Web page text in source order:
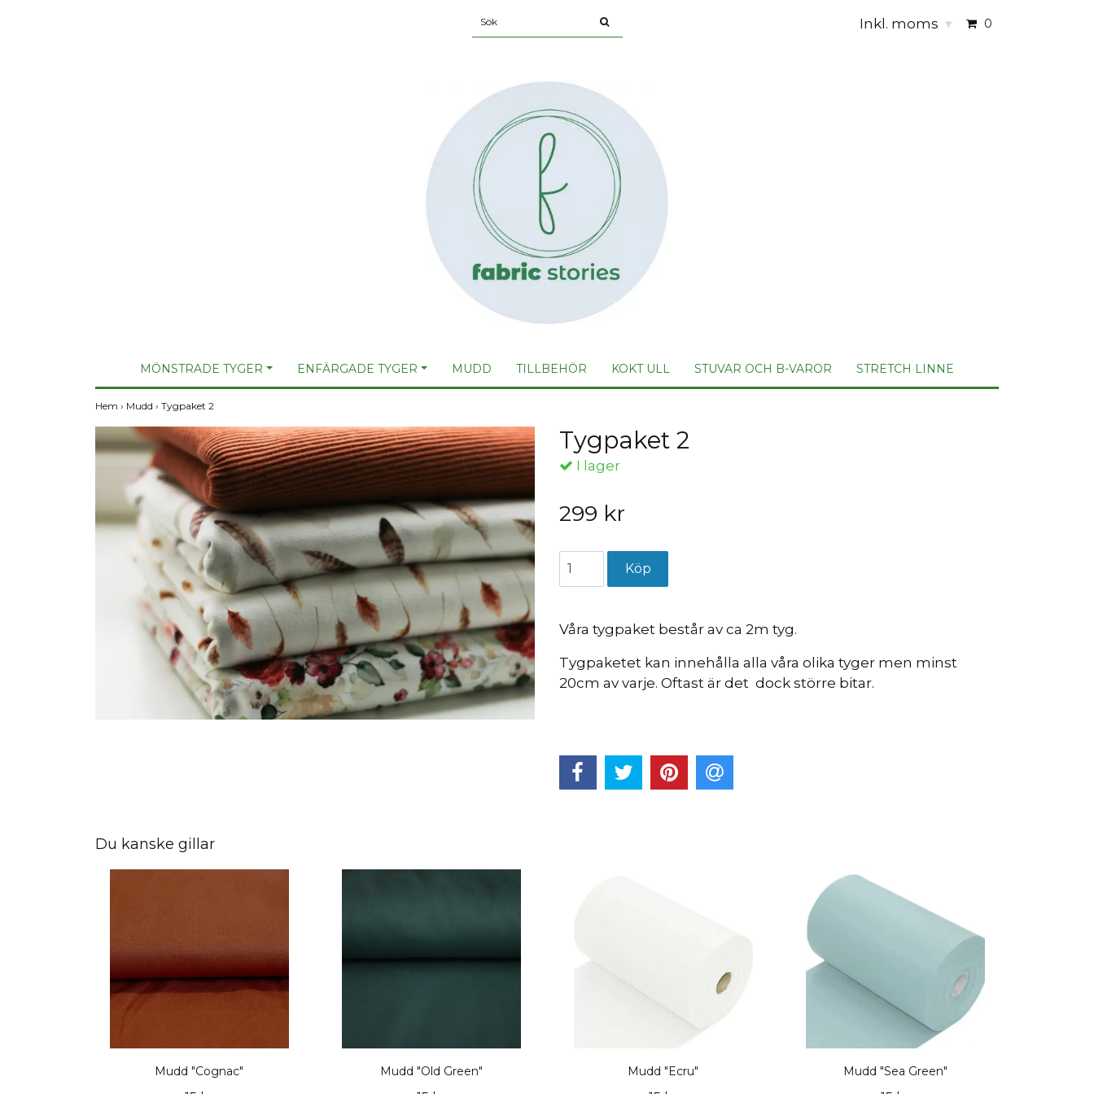
Inkl. moms ▾ 0
MÖNSTRADE TYGER ENFÄRGADE TYGER MUDD TILLBEHÖR KOKT ULL STUVAR OCH B-VAROR STRETCH LINNE
Hem › Mudd › Tygpaket 2
Tygpaket 2
I lager
299 kr
Våra tygpaket består av ca 2m tyg.
Tygpaketet kan innehålla alla våra olika tyger men minst
20cm av varje. Oftast är det dock större bitar.
Du kanske gillar
Mudd "Cognac" Mudd "Old Green" Mudd "Ecru" Mudd "Sea Green"